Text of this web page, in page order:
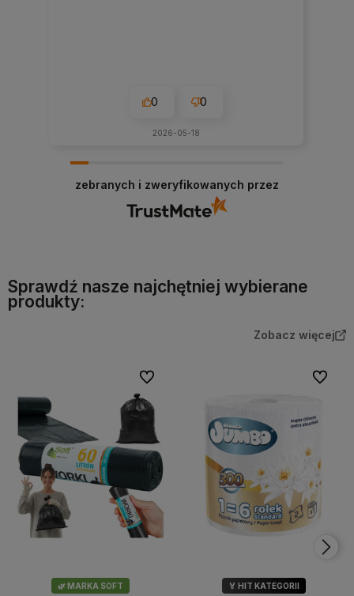
0 0
2026-05-18
zebranych i zweryfikowanych przez
Sprawdź nasze najchętniej wybierane
produkty:
Zobacz więcej
🌿 MARKA SOFT
Do ulubionych
🏅 HIT KATEGORII
Do